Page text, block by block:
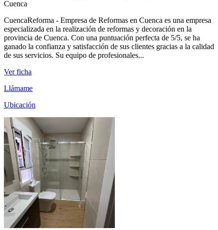
Cuenca
CuencaReforma - Empresa de Reformas en Cuenca es una empresa
especializada en la realización de reformas y decoración en la
provincia de Cuenca. Con una puntuación perfecta de 5/5, se ha
ganado la confianza y satisfacción de sus clientes gracias a la calidad
de sus servicios. Su equipo de profesionales...
Ver ficha
Llámame
Ubicación